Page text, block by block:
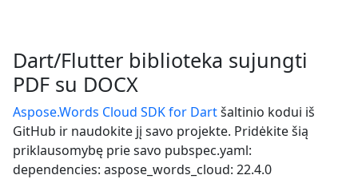
Dart/Flutter biblioteka sujungti
PDF su DOCX
Aspose.Words Cloud SDK for Dartšaltinio kodui iš
GitHub ir naudokite jį savo projekte. Pridėkite šią
priklausomybę prie savo pubspec.yaml:
dependencies: aspose_words_cloud: 22.4.0